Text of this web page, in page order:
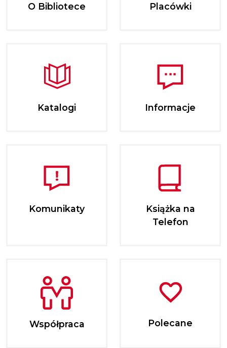
O Bibliotece Placówki
Katalogi Informacje
Komunikaty
Książka na
Telefon
Współpraca Polecane